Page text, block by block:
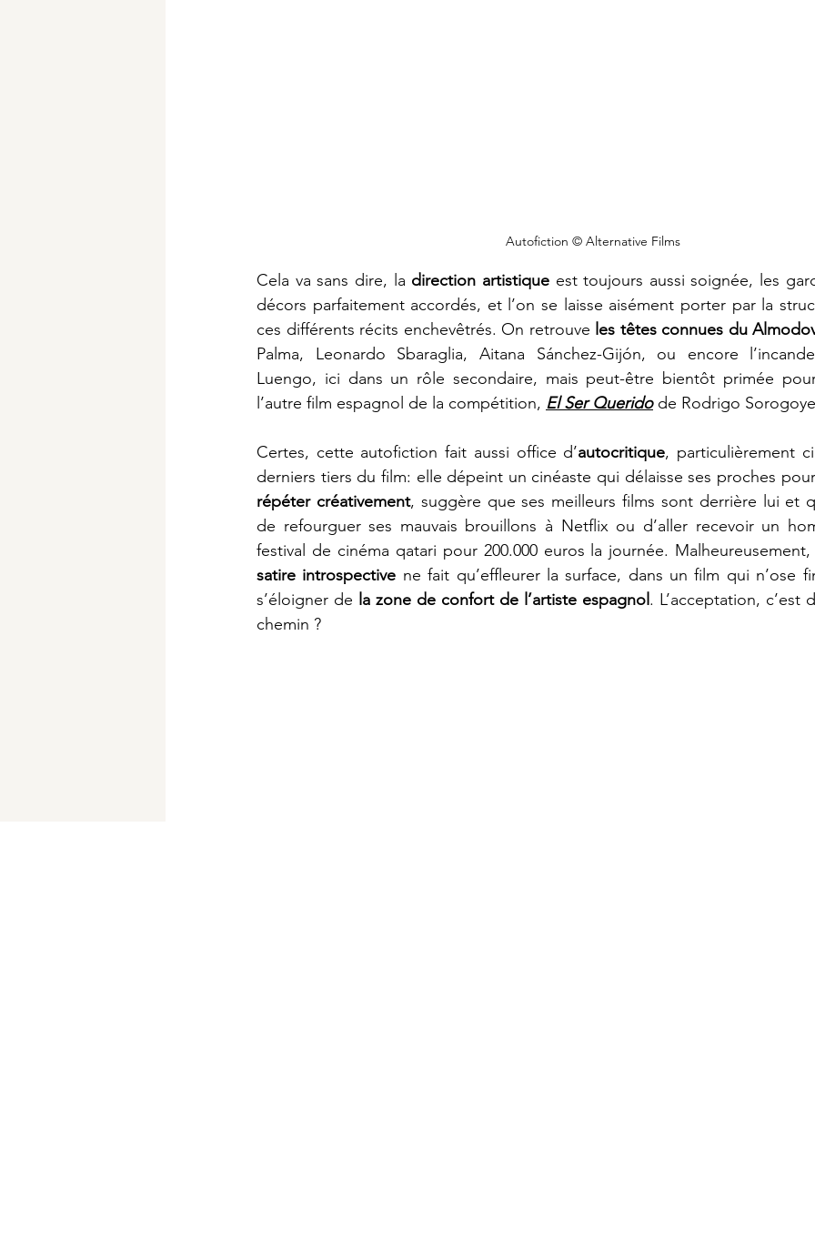
Autofiction © Alternative Films
Cela va sans dire, la direction artistique est toujours aussi soignée, les
décors parfaitement accordés, et l’on se laisse aisément porter par la
ces différents récits enchevêtrés. On retrouve les têtes connues du
Palma, Leonardo Sbaraglia, Aitana Sánchez-Gijón, ou encore
Luengo, ici dans un rôle secondaire, mais peut-être bientôt primée
l’autre film espagnol de la compétition, El Ser Querido de Rodrigo
Certes, cette autofiction fait aussi office d’autocritique, particulièrement
derniers tiers du film: elle dépeint un cinéaste qui délaisse ses proches
répéter créativement, suggère que ses meilleurs films sont derrière lui et
de refourguer ses mauvais brouillons à Netflix ou d’aller recevoir un
satire introspective ne fait qu’effleurer la surface, dans un film qui n’ose
s’éloigner de la zone de confort de l’artiste espagnol . L’acceptation, c’est
chemin ?